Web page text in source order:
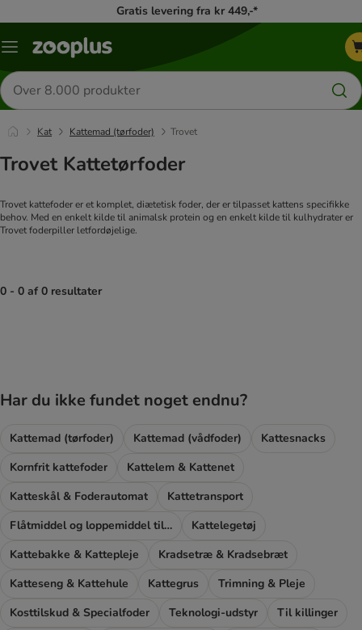
Gratis levering fra kr 449,-*
Menu
Søg
efter
produkter
Kat Kattemad (tørfoder) Trovet
Trovet Kattetørfoder
Trovet kattefoder er et komplet, diætetisk foder, der er tilpasset kattens specifikke
behov. Med en enkelt kilde til animalsk protein og en enkelt kilde til kulhydrater er
Trovet foderpiller letfordøjelige.
0 - 0 af 0 resultater
Har du ikke fundet noget endnu?
Kattemad (tørfoder) Kattemad (vådfoder)
Kattesnacks
Kornfrit kattefoder
Kattelem & Kattenet
Katteskål & Foderautomat
Kattetransport
Flåtmiddel og loppemiddel til katte
Kattelegetøj
Kattebakke & Kattepleje
Kradsetræ & Kradsebræt
Katteseng & Kattehule
Kattegrus
Trimning & Pleje
Kosttilskud & Specialfoder
Teknologi-udstyr
Til killinger